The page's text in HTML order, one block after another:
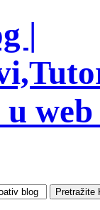
|
u